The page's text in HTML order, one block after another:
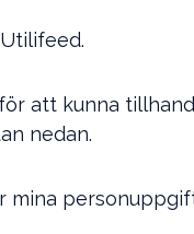
att kunna
nedan.
mina